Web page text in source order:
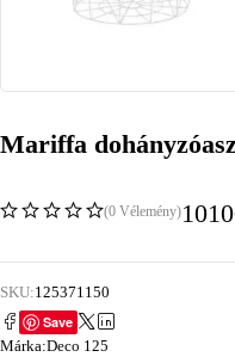
Mariffa
(0 Vélemény)
SKU:125371150
Save
Márka:Deco 125